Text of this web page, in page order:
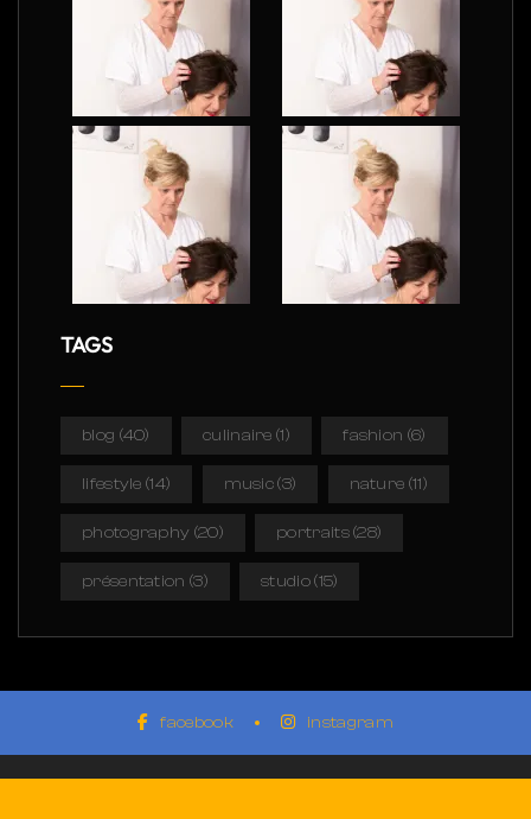
TAGS
blog (40) culinaire (1) fashion (6)
lifestyle (14) music(3) nature (11)
photography (20) portraits(28)
présentation (3) studio(15)
facebook instagram